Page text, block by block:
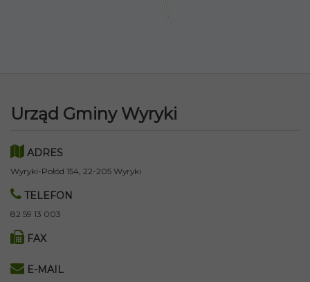
Urząd Gminy Wyryki
ADRES
Wyryki-Połód 154, 22-205 Wyryki
TELEFON
82 59 13 003
FAX
E-MAIL